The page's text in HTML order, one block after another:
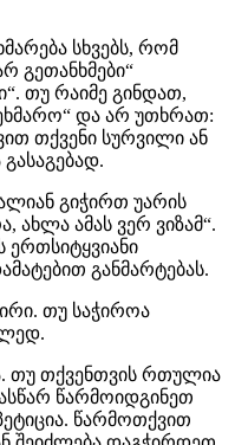
სხვებს, რომ
გეთანხმები“
თუ რაიმე გინდათ,
და არ უთხრათ:
თქვენი სურვილი ან
გიჭირთ უარის
ახლა ამას ვერ ვიზამ“.
ერთსიტყვიანი
განმარტებას.
თუ საჭიროა
თუ თქვენთვის რთულია
წარმოიდგინეთ
წარმოთქვით